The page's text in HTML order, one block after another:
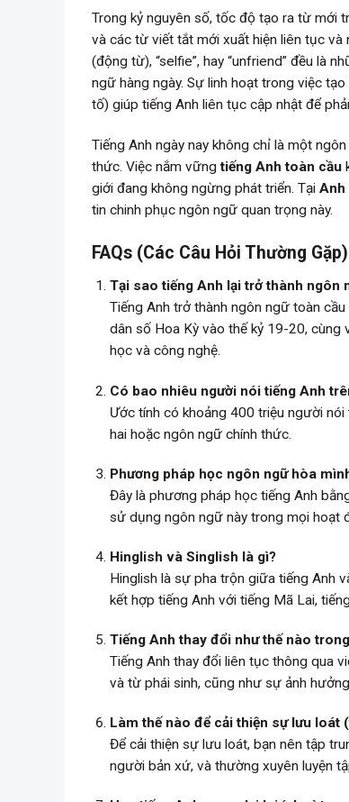
Trong kỷ nguyên số, tốc độ tạo ra từ mới
và các từ viết tắt mới xuất hiện liên tục
(động từ), “selfie”, hay “unfriend” đều là
ngữ hàng ngày. Sự linh hoạt trong việc
tố) giúp tiếng Anh liên tục cập nhật để
Tiếng Anh ngày nay không chỉ là một
thức. Việc nắm vữngtiếng Anh toàn cầu
giới đang không ngừng phát triển. Tại Anh
tin chinh phục ngôn ngữ quan trọng này.
FAQs (Các Câu Hỏi Thường Gặp)
Tại sao tiếng Anh lại trở thành ngôn
Tiếng Anh trở thành ngôn ngữ toàn
dân số Hoa Kỳ vào thế kỷ 19-20, cùng
học và công nghệ.
Có bao nhiêu người nói tiếng Anh
Ước tính có khoảng 400 triệu người
hai hoặc ngôn ngữ chính thức.
Phương pháp học ngôn ngữ hòa
Đây là phương pháp học tiếng Anh
sử dụng ngôn ngữ này trong mọi hoạt
Hinglish và Singlish là gì?
Hinglish là sự pha trộn giữa tiếng Anh
kết hợp tiếng Anh với tiếng Mã Lai,
Tiếng Anh thay đổi như thế nào
Tiếng Anh thay đổi liên tục thông qua
và từ phái sinh, cũng như sự ảnh
Làm thế nào để cải thiện sự lưu loát
Để cải thiện sự lưu loát, bạn nên tập
người bản xứ, và thường xuyên luyện